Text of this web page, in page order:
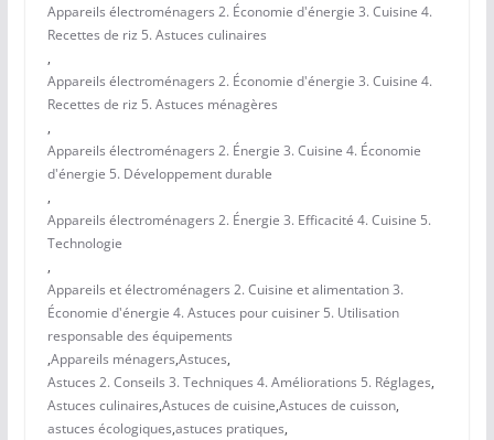
Appareils électroménagers 2. Économie d'énergie 3. Cuisine 4.
Recettes de riz 5. Astuces culinaires
,
Appareils électroménagers 2. Économie d'énergie 3. Cuisine 4.
Recettes de riz 5. Astuces ménagères
,
Appareils électroménagers 2. Énergie 3. Cuisine 4. Économie
d'énergie 5. Développement durable
,
Appareils électroménagers 2. Énergie 3. Efficacité 4. Cuisine 5.
Technologie
,
Appareils et électroménagers 2. Cuisine et alimentation 3.
Économie d'énergie 4. Astuces pour cuisiner 5. Utilisation
responsable des équipements
,Appareils ménagers,Astuces,
Astuces 2. Conseils 3. Techniques 4. Améliorations 5. Réglages,
Astuces culinaires,Astuces de cuisine,Astuces de cuisson,
astuces écologiques,astuces pratiques,